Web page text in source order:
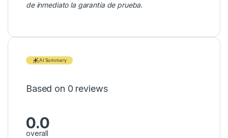
de inmediato la garantía de prueba.
AI Summary
Based on 0 reviews
0.0
overall